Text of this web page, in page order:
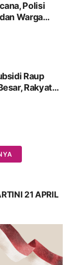
Polisi
Warga
di Aliran
Raup
Rakyat
21 APRIL